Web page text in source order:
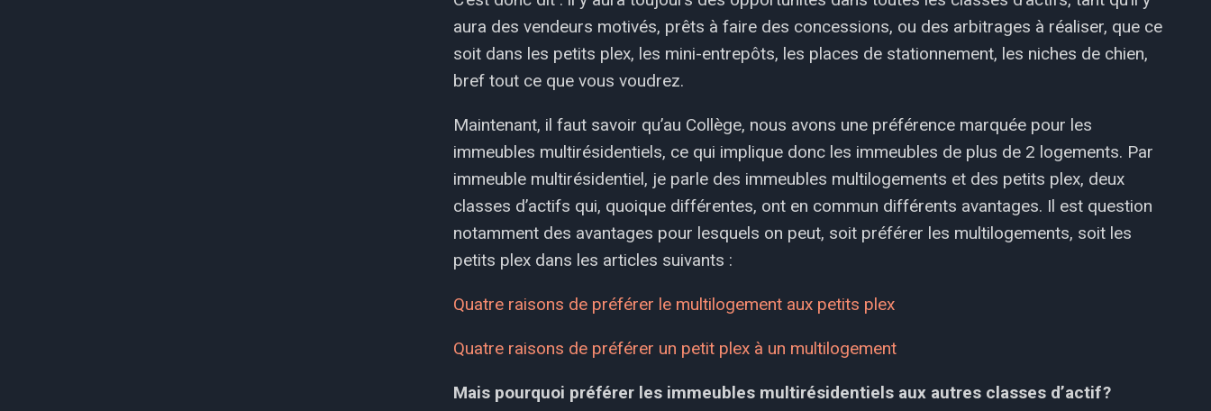
aura des vendeurs motivés, prêts à faire des concessions, ou des arbitrages à réaliser, que ce
soit dans les petits plex, les mini-entrepôts, les places de stationnement, les niches de chien,
bref tout ce que vous voudrez.
Maintenant, il faut savoir qu’au Collège, nous avons une préférence marquée pour les
immeubles multirésidentiels, ce qui implique donc les immeubles de plus de 2 logements. Par
immeuble multirésidentiel, je parle des immeubles multilogements et des petits plex, deux
classes d’actifs qui, quoique différentes, ont en commun différents avantages. Il est question
notamment des avantages pour lesquels on peut, soit préférer les multilogements, soit les
petits plex dans les articles suivants :
Quatre raisons de préférer le multilogement aux petits plex
Quatre raisons de préférer un petit plex à un multilogement
Mais pourquoi préférer les immeubles multirésidentiels aux autres classes d’actif ?